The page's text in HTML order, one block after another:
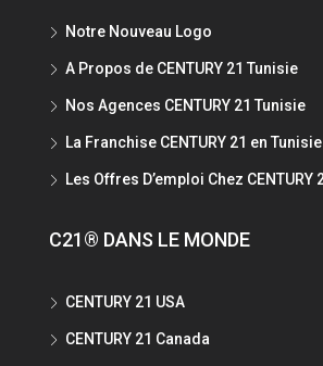
Notre Nouveau Logo
A Propos de CENTURY 21 Tunisie
Nos Agences CENTURY 21 Tunisie
La Franchise CENTURY 21 en Tunisie
Les Offres D’emploi Chez CENTURY
C21® DANS LE MONDE
CENTURY 21 USA
CENTURY 21 Canada